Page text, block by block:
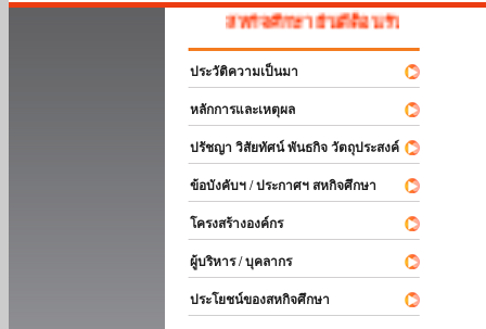
สหกิจศึกษา ยินดีต้อนรับ
ประวัติความเป็นมา
หลักการและเหตุผล
ปรัชญา วิสัยทัศน์ พันธกิจ วัตถุประสงค์
ข้อบังคับฯ / ประกาศฯ สหกิจศึกษา
โครงสร้างองค์กร
ผู้บริหาร / บุคลากร
ประโยชน์ของสหกิจศึกษา